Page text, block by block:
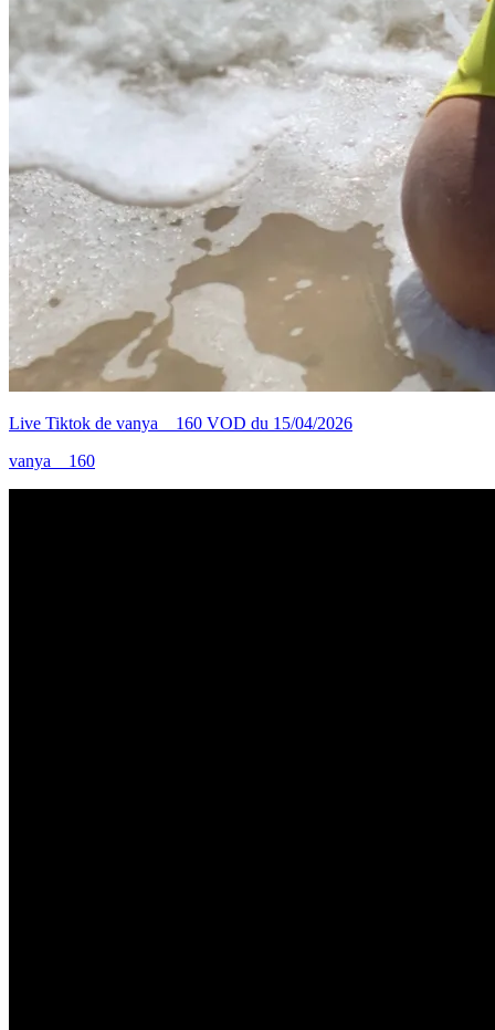
Live Tiktok de vanya__160 VOD du 15/04/2026
vanya__160